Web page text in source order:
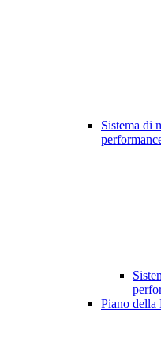
Sistema di
Piano della